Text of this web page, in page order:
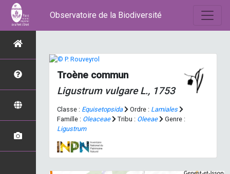
Observatoire de la Biodiversité
Troène commun
Ligustrum vulgareL., 1753
Classe : Equisetopsida Ordre : Lamiales
Famille : Oleaceae Tribu : Oleeae
Genre :
Ligustrum